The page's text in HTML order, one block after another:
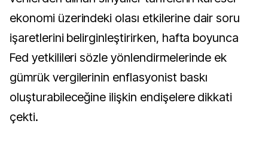
ekonomi üzerindeki olası etkilerine dair soru
işaretlerini belirginleştirirken, hafta boyunca
Fed yetkilileri sözle yönlendirmelerinde ek
gümrük vergilerinin enflasyonist baskı
oluşturabileceğine ilişkin endişelere dikkati
çekti.